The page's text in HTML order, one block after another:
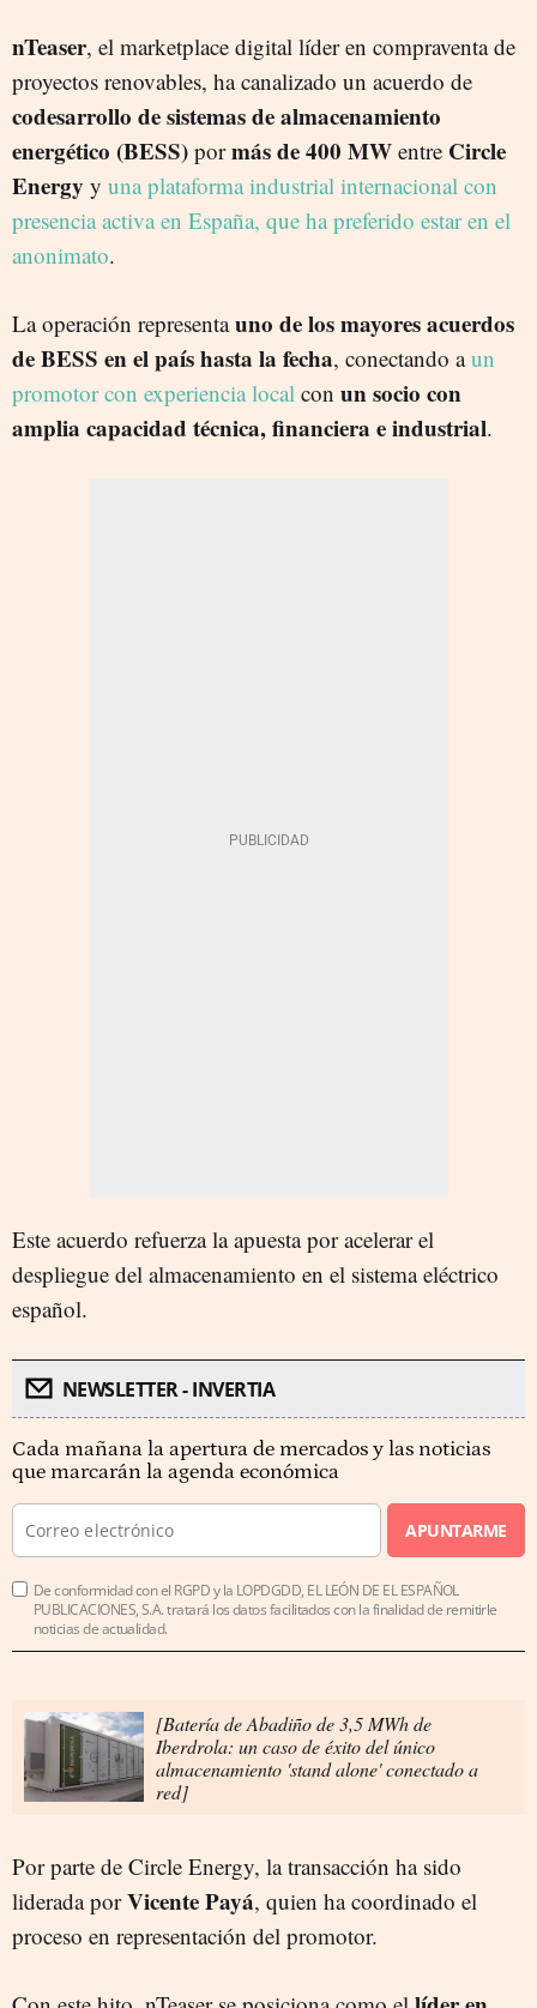
nTeaser, el marketplace digital líder en compraventa de
proyectos renovables, ha canalizado un acuerdo de
codesarrollo de sistemas de almacenamiento
energético (BESS) pormás de 400 MW entre Circle
Energy y una plataforma industrial internacional con
presencia activa en España, que ha preferido estar en el
anonimato.
La operación representauno de los mayores acuerdos
de BESS en el país hasta la fecha, conectando aun
promotor con experiencia local con un socio con
amplia capacidad técnica, financiera e industrial.
Este acuerdo refuerza la apuesta por acelerar el
despliegue del almacenamiento en el sistema eléctrico
español.
NEWSLETTER - INVERTIA
Cada mañana la apertura de mercados y las noticias
que marcarán la agenda económica
APUNTARME
De conformidad con el RGPD y la LOPDGDD, EL LEÓN DE EL ESPAÑOL
PUBLICACIONES, S.A. tratará los datos facilitados con la finalidad de remitirle
noticias de actualidad.
[Batería de Abadiño de 3,5 MWh de
Iberdrola: un caso de éxito del único
almacenamiento 'stand alone' conectado a
red]
Por parte de Circle Energy, la transacción ha sido
liderada porVicente Payá, quien ha coordinado el
proceso en representación del promotor.